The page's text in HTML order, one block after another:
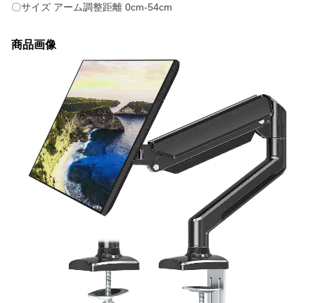
〇サイズ アーム調整距離 0cm-54cm
商品画像